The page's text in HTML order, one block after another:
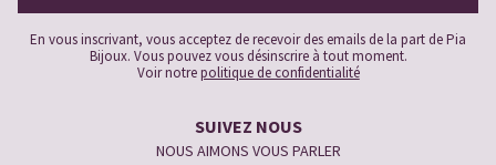
En vous inscrivant, vous acceptez de recevoir des emails de la part de Pia
Bijoux. Vous pouvez vous désinscrire à tout moment.
Voir notrepolitique de confidentialité
SUIVEZ NOUS
NOUS AIMONS VOUS PARLER